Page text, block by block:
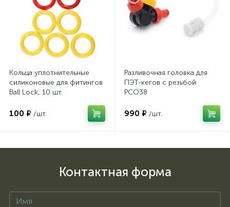
Кольца уплотнительные
силиконовые для фитингов
Ball Lock, 10 шт.
100 ₽ /шт.
Разливочная головка для
ПЭТ-кегов с резьбой
PCO38
990 ₽ /шт.
Контактная форма